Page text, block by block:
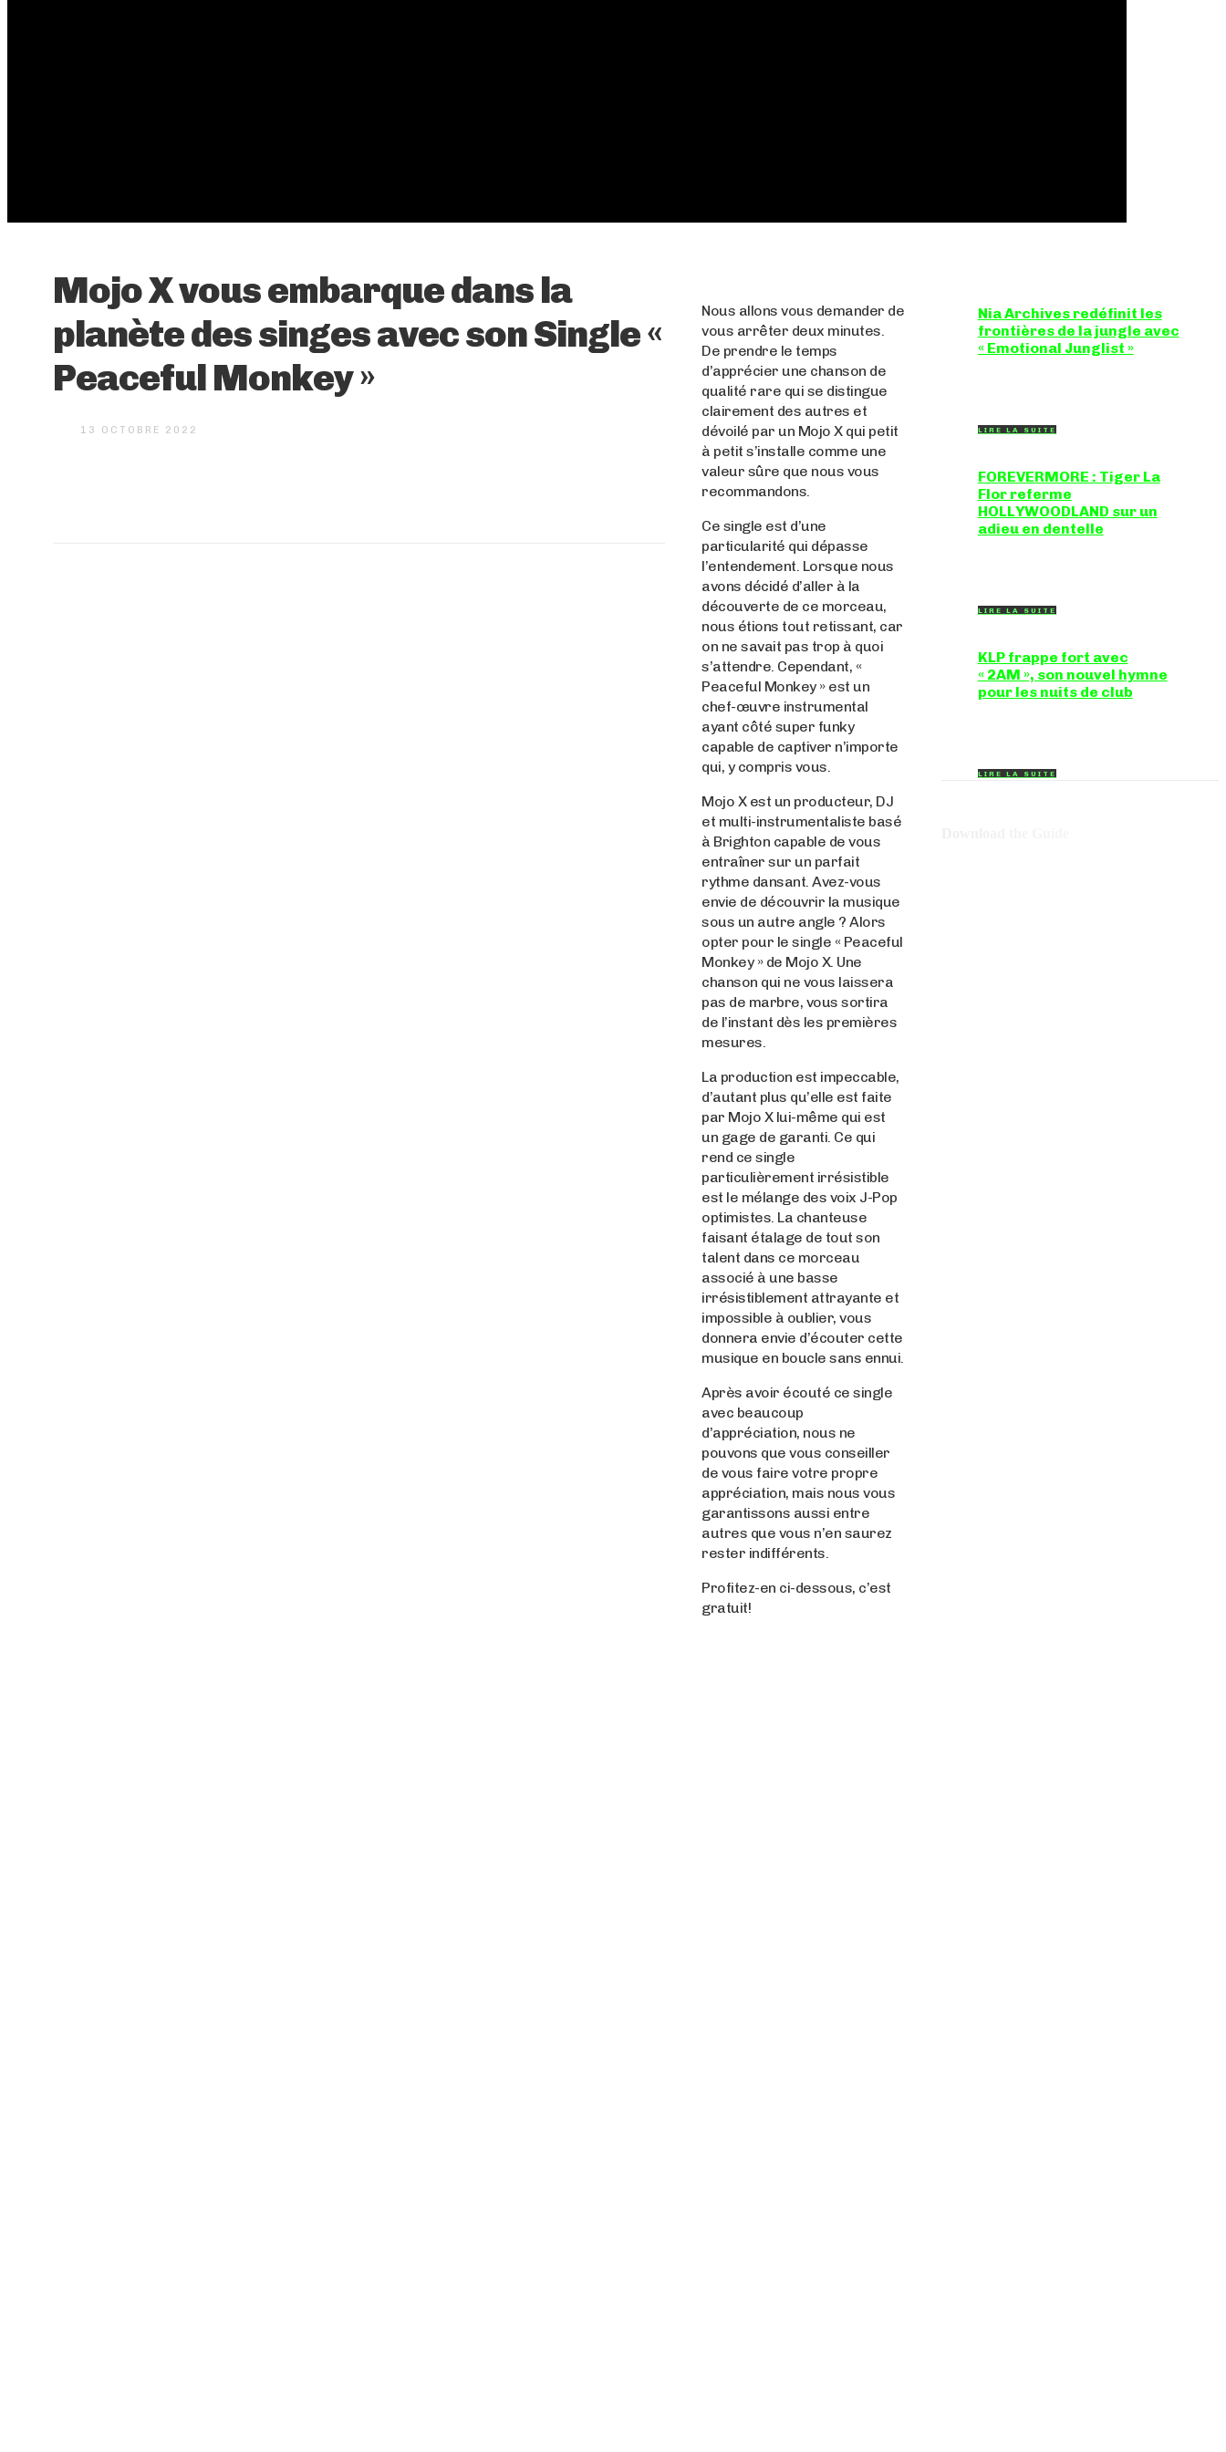
Mojo X vous embarque dans la
planète des singes avec son Single «
Peaceful Monkey »
13 OCTOBRE 2022
Nous allons vous demander de
vous arrêter deux minutes.
De prendre le temps
d’apprécier une chanson de
qualité rare qui se distingue
clairement des autres et
dévoilé par un Mojo X qui petit
à petit s’installe comme une
valeur sûre que nous vous
recommandons.
Ce single est d’une
particularité qui dépasse
l’entendement. Lorsque nous
avons décidé d’aller à la
découverte de ce morceau,
nous étions tout retissant, car
on ne savait pas trop à quoi
s’attendre. Cependant, «
Peaceful Monkey » est un
chef-œuvre instrumental
ayant côté super funky
capable de captiver n’importe
qui, y compris vous.
Mojo X est un producteur, DJ
et multi-instrumentaliste basé
à Brighton capable de vous
entraîner sur un parfait
rythme dansant. Avez-vous
envie de découvrir la musique
sous un autre angle ? Alors
opter pour le single « Peaceful
Monkey » de Mojo X. Une
chanson qui ne vous laissera
pas de marbre, vous sortira
de l’instant dès les premières
mesures.
La production est impeccable,
d’autant plus qu’elle est faite
par Mojo X lui-même qui est
un gage de garanti. Ce qui
rend ce single
particulièrement irrésistible
est le mélange des voix J-Pop
optimistes. La chanteuse
faisant étalage de tout son
talent dans ce morceau
associé à une basse
irrésistiblement attrayante et
impossible à oublier, vous
donnera envie d’écouter cette
musique en boucle sans ennui.
Après avoir écouté ce single
avec beaucoup
d’appréciation, nous ne
pouvons que vous conseiller
de vous faire votre propre
appréciation, mais nous vous
garantissons aussi entre
autres que vous n’en saurez
rester indifférents.
Profitez-en ci-dessous, c’est
gratuit!
Nia Archives redéfinit les
frontières de la jungle avec
« Emotional Junglist »
LIRE LA SUITE
FOREVERMORE : Tiger La
Flor referme
HOLLYWOODLAND sur un
adieu en dentelle
LIRE LA SUITE
KLP frappe fort avec
« 2AM », son nouvel hymne
pour les nuits de club
LIRE LA SUITE